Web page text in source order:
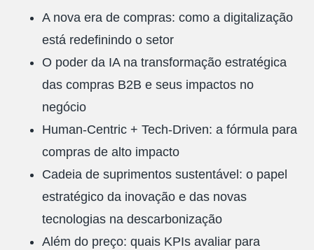
A nova era de compras: como a digitalização
está redefinindo o setor
O poder da IA na transformação estratégica
das compras B2B e seus impactos no
negócio
Human-Centric + Tech-Driven: a fórmula para
compras de alto impacto
Cadeia de suprimentos sustentável: o papel
estratégico da inovação e das novas
tecnologias na descarbonização
Além do preço: quais KPIs avaliar para